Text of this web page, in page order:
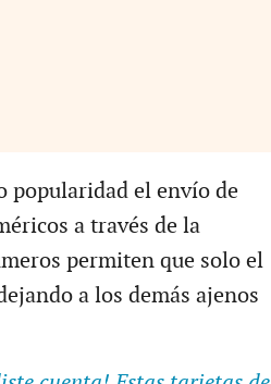
popularidad el envío de
a través de la
permiten que solo el
a los demás ajenos